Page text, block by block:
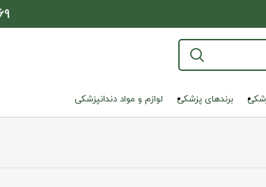
برندهای پزشکی لوازم و مواد دندانپزشکی